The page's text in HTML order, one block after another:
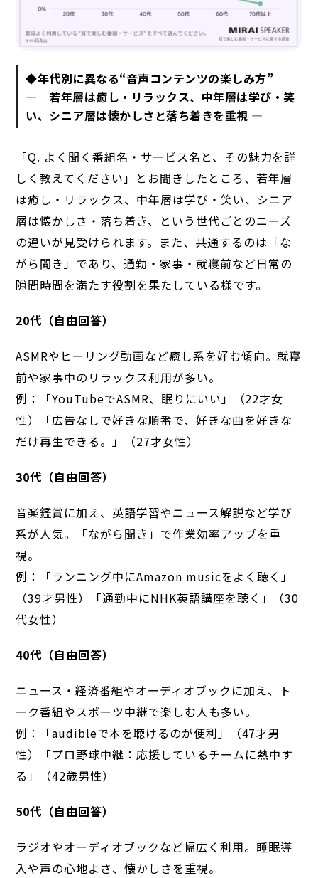
◆年代別に異なる“音声コンテンツの楽しみ方”
― 若年層は癒し・リラックス、中年層は学び・笑
い、シニア層は懐かしさと落ち着きを重視 ―
「Q. よく聞く番組名・サービス名と、その魅力を詳
しく教えてください」とお聞きしたところ、若年層
は癒し・リラックス、中年層は学び・笑い、シニア
層は懐かしさ・落ち着き、という世代ごとのニーズ
の違いが見受けられます。また、共通するのは「な
がら聞き」であり、通勤・家事・就寝前など日常の
隙間時間を満たす役割を果たしている様です。
20代（自由回答）
ASMRやヒーリング動画など癒し系を好む傾向。就寝
前や家事中のリラックス利用が多い。
例：「YouTubeでASMR、眠りにいい」（22才女
性）「広告なしで好きな順番で、好きな曲を好きな
だけ再生できる。」（27才女性）
30代（自由回答）
音楽鑑賞に加え、英語学習やニュース解説など学び
系が人気。「ながら聞き」で作業効率アップを重
視。
例：「ランニング中にAmazon musicをよく聴く」
（39才男性）「通勤中にNHK英語講座を聴く」（30
代女性）
40代（自由回答）
ニュース・経済番組やオーディオブックに加え、ト
ーク番組やスポーツ中継で楽しむ人も多い。
例：「audibleで本を聴けるのが便利」（47才男
性）「プロ野球中継：応援しているチームに熱中す
る」（42歳男性）
50代（自由回答）
ラジオやオーディオブックなど幅広く利用。睡眠導
入や声の心地よさ、懐かしさを重視。